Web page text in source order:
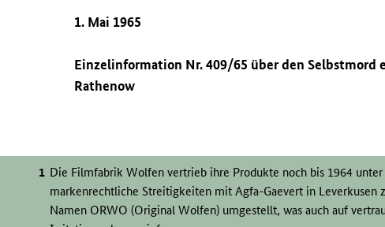
1. Mai 1965
Einzelinformation Nr. 409/65 über den Selbstmord
Rathenow
Die Filmfabrik Wolfen vertrieb ihre Produkte noch bis 1964
markenrechtliche Streitigkeiten mit Agfa-Gaevert in Leverkusen
Namen ORWO (Original Wolfen) umgestellt, was auch auf